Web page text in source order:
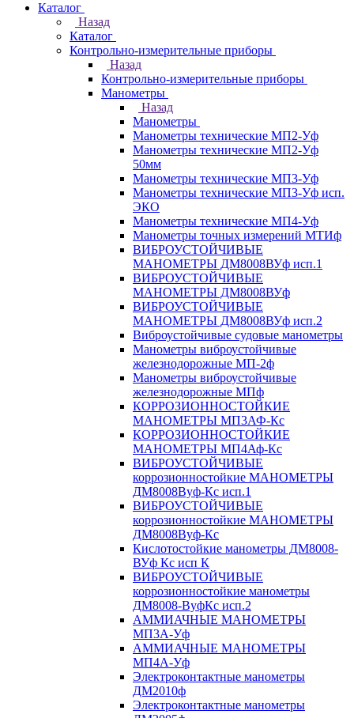
Каталог
Назад
Каталог
Контрольно-измерительные приборы
Назад
Контрольно-измерительные приборы
Манометры
Назад
Манометры
Манометры технические МП2-Уф
Манометры технические МП2-Уф
50мм
Манометры технические МП3-Уф
Манометры технические МП3-Уф исп.
ЭКО
Манометры технические МП4-Уф
Манометры точных измерений МТИф
ВИБРОУСТОЙЧИВЫЕ
МАНОМЕТРЫ ДМ8008ВУф исп.1
ВИБРОУСТОЙЧИВЫЕ
МАНОМЕТРЫ ДМ8008ВУф
ВИБРОУСТОЙЧИВЫЕ
МАНОМЕТРЫ ДМ8008ВУф исп.2
Виброустойчивые судовые манометры
Манометры виброустойчивые
железнодорожные МП-2ф
Манометры виброустойчивые
железнодорожные МПф
КОРРОЗИОННОСТОЙКИЕ
МАНОМЕТРЫ МП3АФ-Кс
КОРРОЗИОННОСТОЙКИЕ
МАНОМЕТРЫ МП4Аф-Кс
ВИБРОУСТОЙЧИВЫЕ
коррозионностойкие МАНОМЕТРЫ
ДМ8008Вуф-Кс исп.1
ВИБРОУСТОЙЧИВЫЕ
коррозионностойкие МАНОМЕТРЫ
ДМ8008Вуф-Кс
Кислотостойкие манометры ДМ8008-
ВУф Кс исп К
ВИБРОУСТОЙЧИВЫЕ
коррозионностойкие манометры
ДМ8008-ВуфКс исп.2
АММИАЧНЫЕ МАНОМЕТРЫ
МП3А-Уф
АММИАЧНЫЕ МАНОМЕТРЫ
МП4А-Уф
Электроконтактные манометры
ДМ2010ф
Электроконтактные манометры